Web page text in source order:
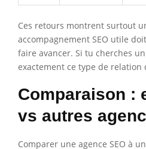
Ces retours montrent surtout
accompagnement SEO utile
faire avancer. Si tu cherches
exactement ce type de relation
Comparaison :
vs autres
Comparer une agence SEO à